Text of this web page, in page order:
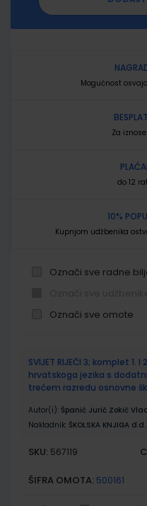
Mogućnost
Za
do 12
10%
Kupnjom udžbenika
Označi sve radne
Označi sve omote
proizvodi
SVIJET RIJEČI 3; komplet
hrvatskoga jezika s
trećem razredu osnovne
Autor(i): Španić Jurić Zokić
Nakladnik: ŠKOLSKA KNJIGA d.d.
SKU: 567119
ŠIFRA OMOTA: 500161